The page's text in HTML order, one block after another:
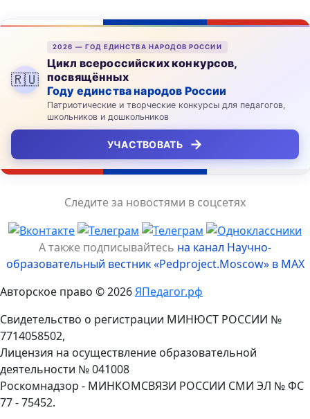
🇷🇺
2026 — ГОД ЕДИНСТВА НАРОДОВ РОССИИ
Цикл всероссийских конкурсов,
посвящённых
Году единства народов России
Патриотические и творческие конкурсы для педагогов,
школьников и дошкольников
УЧАСТВОВАТЬ →
Следите за новостями в соцсетях
А также подписывайтесь на канал Научно-
образовательный вестник «Pedproject.Moscow» в MAX
Авторское право © 2026ЯПедагог.рф
Свидетельство о регистрации МИНЮСТ РОССИИ №
7714058502,
Лицензия на осуществление образовательной
деятельности № 041008
Роскомнадзор - МИНКОМСВЯЗИ РОССИИ СМИ ЭЛ № ФС
77 - 75452.